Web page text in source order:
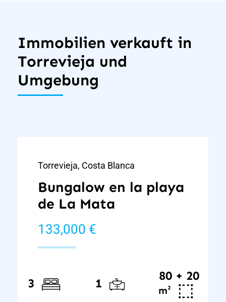
Immobilien verkauft in
Torrevieja und
Umgebung
Torrevieja, Costa Blanca
Bungalow en la playa
de La Mata
133,000 €
3 1
80 + 20
m²